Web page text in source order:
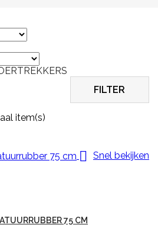
FILTER
item(s)
 Snel bekijken
75 CM